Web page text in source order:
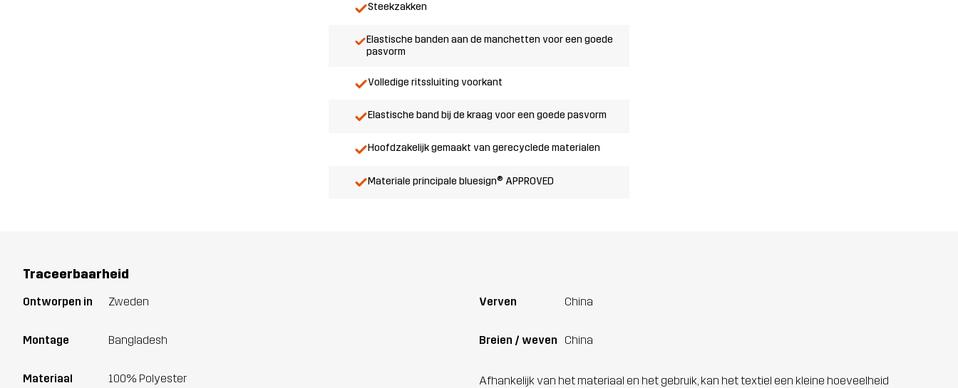
Steekzakken
Elastische banden aan de manchetten voor een goede
pasvorm
Volledige ritssluiting voorkant
Elastische band bij de kraag voor een goede pasvorm
Hoofdzakelijk gemaakt van gerecyclede materialen
Materiale principale bluesign® APPROVED
Traceerbaarheid
Ontworpen in Zweden
Montage Bangladesh
Materiaal
100% Polyester
Verven China
Breien / weven China
Afhankelijk van het materiaal en het gebruik, kan het textiel een kleine hoeveelheid